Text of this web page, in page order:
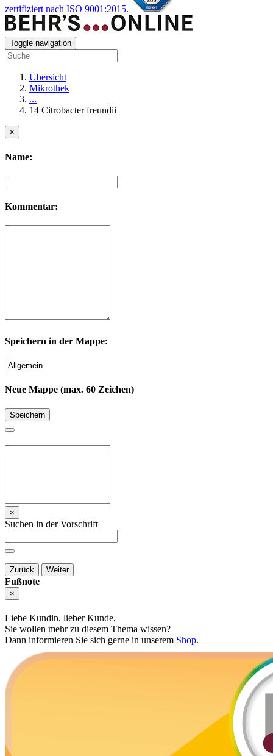
zertifiziert nach ISO 9001:2015.
Toggle navigation
Übersicht
Mikrothek
...
14 Citrobacter freundii
×
Name:
Kommentar:
Speichern in der Mappe:
Neue Mappe (max. 60 Zeichen)
Speichern
×
Suchen in der Vorschrift
Zurück Weiter
Fußnote
×
Liebe Kundin, lieber Kunde,
Sie wollen mehr zu diesem Thema wissen?
Dann informieren Sie sich gerne in unserem Shop.